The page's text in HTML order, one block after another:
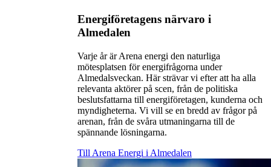
Energiföretagens närvaro i
Almedalen
Varje år är Arena energi den naturliga
mötesplatsen för energifrågorna under
Almedalsveckan. Här strävar vi efter att ha alla
relevanta aktörer på scen, från de politiska
beslutsfattarna till energiföretagen, kunderna och
myndigheterna. Vi vill se en bredd av frågor på
arenan, från de svåra utmaningarna till de
spännande lösningarna.
Till Arena Energi i Almedalen